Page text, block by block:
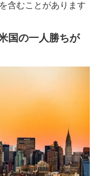
含むことがあります
国の一人勝ちが